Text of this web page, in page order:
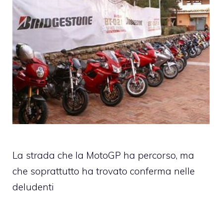
La strada che la MotoGP ha percorso, ma
che soprattutto ha trovato conferma nelle
deludenti